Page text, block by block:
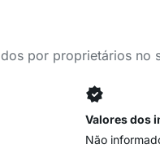
por proprietários no
Valores dos
Não